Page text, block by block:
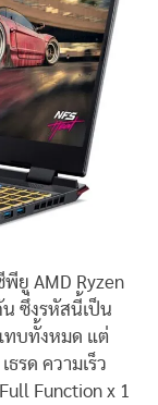
ยู AMD Ryzen
น ซึ่งรหัสนี้เป็น
ทบทั้งหมด แต่
ธรด ความเร็ว
Function x 1